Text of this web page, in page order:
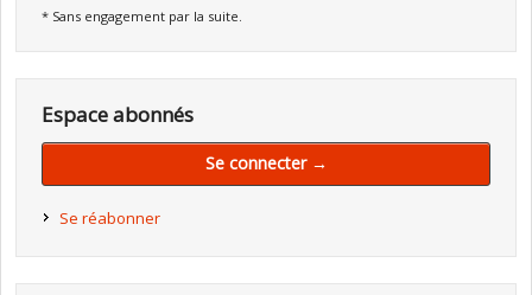
* Sans engagement par la suite.
Espace abonnés
Se connecter →
Se réabonner